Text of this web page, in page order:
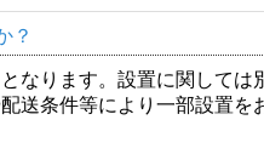
？
なります。設置に関して
送条件等により一部設置